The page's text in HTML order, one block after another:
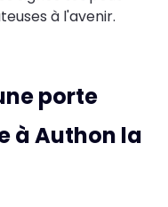
à l'avenir.
porte
à Authon la